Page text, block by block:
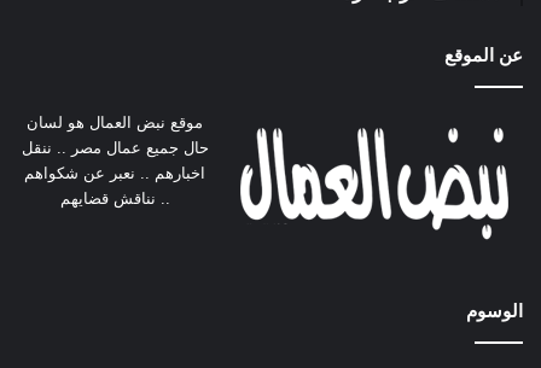
عن الموقع
موقع نبض العمال هو لسان
حال جميع عمال مصر .. ننقل
اخبارهم .. نعبر عن شكواهم
.. نناقش قضايهم
الوسوم